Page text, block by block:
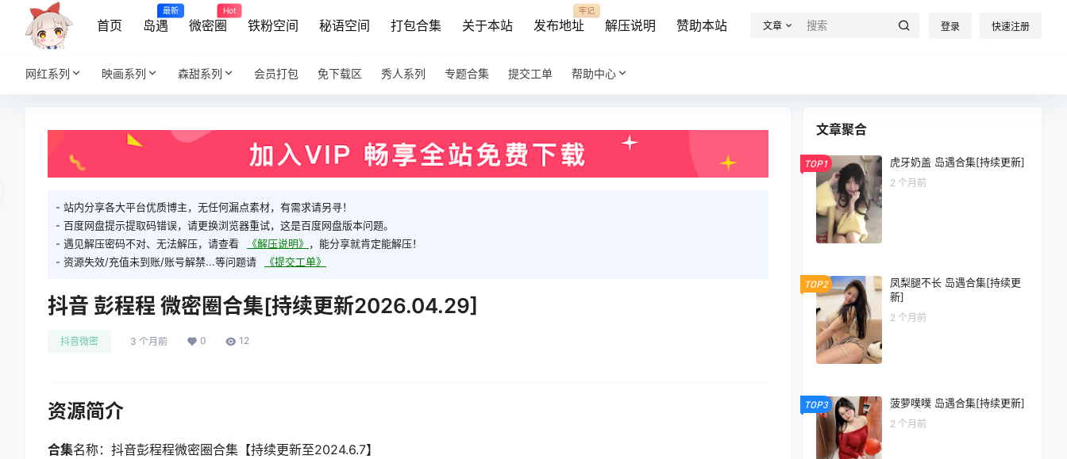
首页 岛遇
最新
微密圈
Hot
铁粉空间 秘语空间 打包合集 关于本站 发布地址
牢记
解压说明 赞助本站 文章 登录 快速注册
网红系列 映画系列 森甜系列 会员打包 免下载区 秀人系列 专题合集 提交工单 帮助中心
- 站内分享各大平台优质博主，无任何漏点素材，有需求请另寻！
- 百度网盘提示提取码错误，请更换浏览器重试，这是百度网盘版本问题。
- 遇见解压密码不对、无法解压，请查看
《解压说明》 ，能分享就肯定能解压！
- 资源失效/充值未到账/账号解禁...等问题请
《提交工单》
抖音 彭程程 微密圈合集[持续更新2026.04.29]
抖音微密 3 个月前 0 12
资源简介
合集名称：抖音彭程程微密圈合集【持续更新至2024.6.7】
文章聚合
TOP1 虎牙奶盖 岛遇合集[持续更新]
2 个月前
TOP2
凤梨腿不长 岛遇合集[持续更
新]
2 个月前
TOP3 菠萝噗噗 岛遇合集[持续更新]
2 个月前